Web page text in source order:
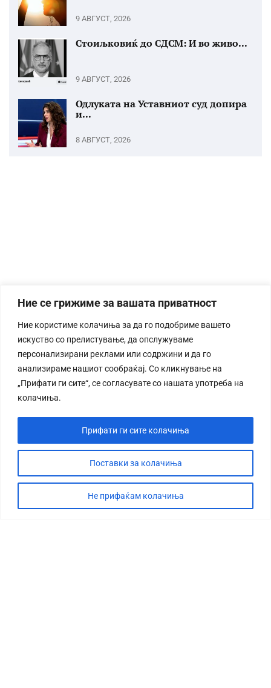
Ние се грижиме за вашата приватност
Ние користиме колачиња за да го подобриме вашето
искуство со прелистување, да опслужуваме
персонализирани реклами или содржини и да го
анализираме нашиот сообраќај. Со кликнување на
„Прифати ги сите“, се согласувате со нашата употреба на
колачиња.
Поставки за колачиња
Не прифаќам колачиња
Прифати ги сите колачиња
9 АВГУСТ, 2026
Стоиљковиќ до СДСМ: И во живо...
9 АВГУСТ, 2026
Одлуката на Уставниот суд допира
и...
8 АВГУСТ, 2026